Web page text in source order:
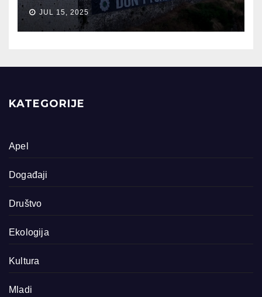
JUL 15, 2025
KATEGORIJE
Apel
Događaji
Društvo
Ekologija
Kultura
Mladi